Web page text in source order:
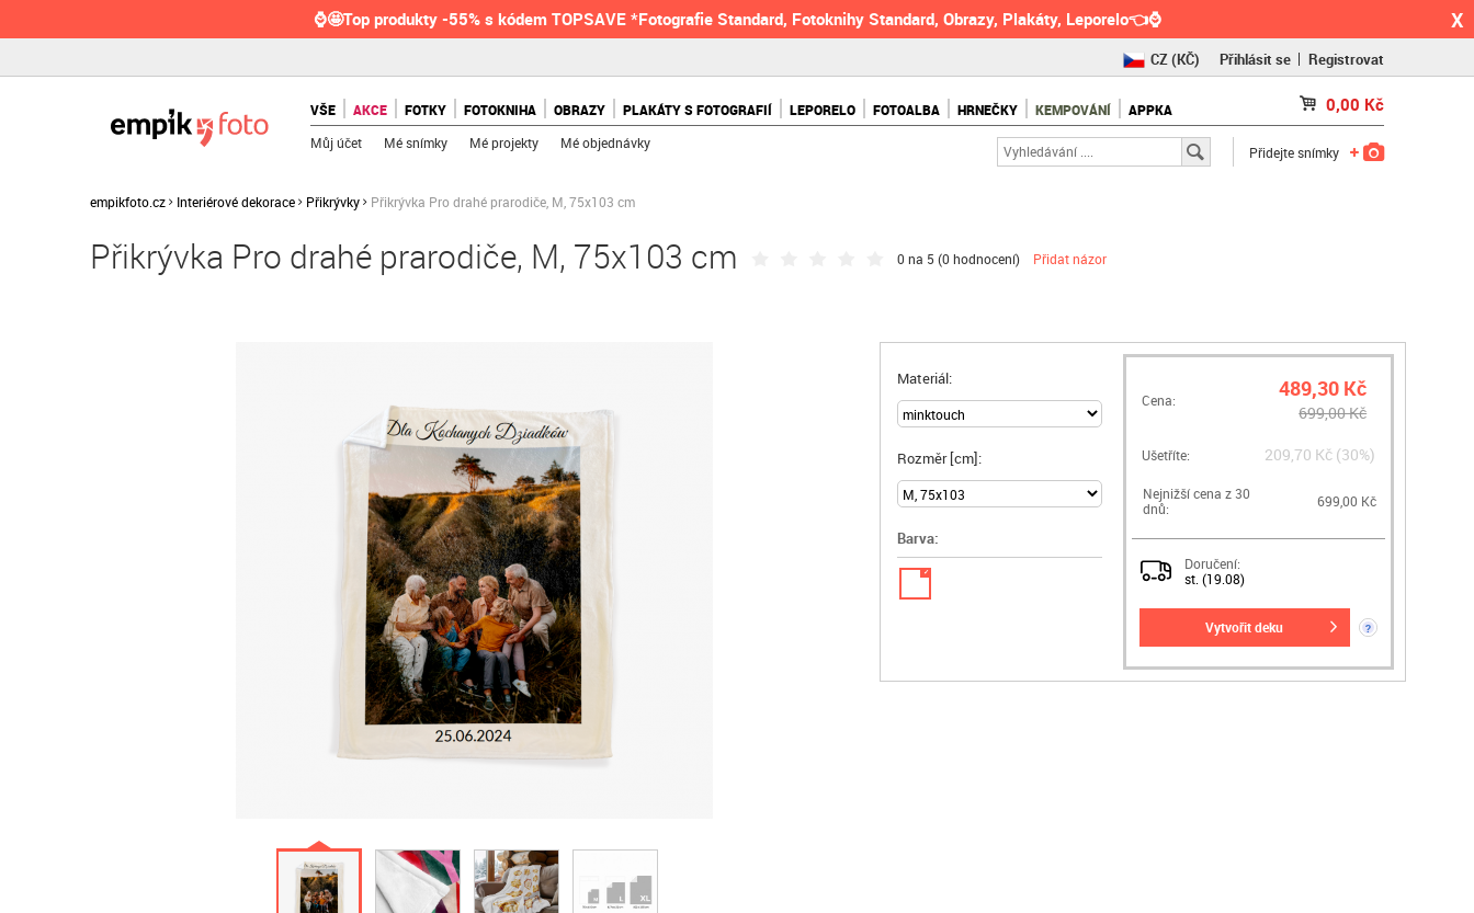
⌚🤩Top produkty -55% s kódem TOPSAVE *Fotografie Standard, Fotoknihy Standard, Obrazy, Plakáty, Leporelo👈⌚ X
CZ(KČ)
RO(RON)
Přihlásit se Registrovat
VŠE AKCE FOTKY FOTOKNIHA OBRAZY PLAKÁTY S FOTOGRAFIÍ LEPORELO FOTOALBA HRNEČKY KEMPOVÁNÍ APPKA 0,00 Kč
Můj účet Mé snímky Mé projekty Mé objednávky
Přidejte snímky
empikfoto.cz Interiérové dekorace Přikrývky Přikrývka Pro drahé prarodiče, M, 75x103 cm
Přikrývka Pro drahé prarodiče, M, 75x103 cm 0 na 5 (0 hodnocení) Přidat názor
Materiál:
Rozměr [cm]:
Barva:
✓
Cena: 489,30 Kč
699,00 Kč
Ušetříte: 209,70 Kč (30%)
Nejnižší cena z 30
dnů:
699,00 Kč
Doručení:
st. (19.08)
vytvořit deku ?